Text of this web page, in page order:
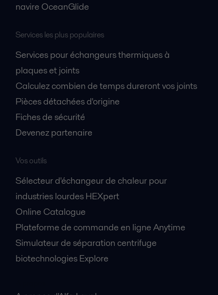
navire OceanGlide
Services les plus populaires
Services pour échangeurs thermiques à
plaques et joints
Calculez combien de temps dureront vos joints
Pièces détachées d'origine
Fiches de sécurité
Devenez partenaire
Vos outils
Sélecteur d'échangeur de chaleur pour
industries lourdes HEXpert
Online Catalogue
Plateforme de commande en ligne Anytime
Simulateur de séparation centrifuge
biotechnologies Explore